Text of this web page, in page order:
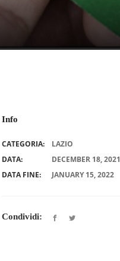
Info
CATEGORIA:
LAZIO
DATA:
DECEMBER 18, 2021
DATA FINE:
JANUARY 15, 2022
Condividi: